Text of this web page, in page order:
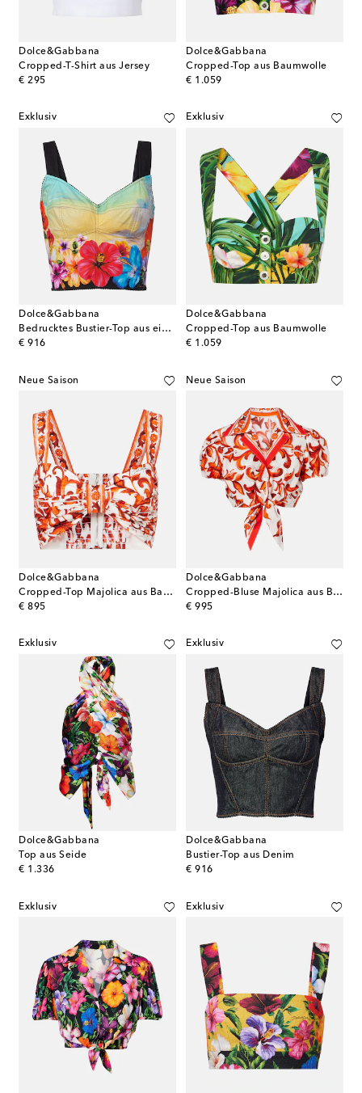
Dolce&Gabbana
Cropped-T-Shirt aus Jersey
€ 295
original price
Dolce&Gabbana
Cropped-Top aus Baumwolle
€ 1.059
original price
Exklusiv
Dolce&Gabbana
Bedrucktes Bustier-Top aus einem Baumwollgemisch
€ 916
original price
Exklusiv
Dolce&Gabbana
Cropped-Top aus Baumwolle
€ 1.059
original price
Neue Saison
Dolce&Gabbana
Cropped-Top Majolica aus Baumwollpopeline
€ 895
original price
Neue Saison
Dolce&Gabbana
Cropped-Bluse Majolica aus Baumwollpopeline
€ 995
original price
Exklusiv
Dolce&Gabbana
Top aus Seide
€ 1.336
original price
Exklusiv
Dolce&Gabbana
Bustier-Top aus Denim
€ 916
original price
Exklusiv Exklusiv